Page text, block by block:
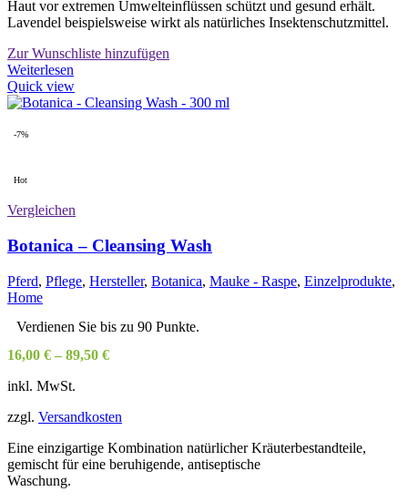
Haut vor extremen Umwelteinflüssen schützt und gesund erhält.
Lavendel beispielsweise wirkt als natürliches Insektenschutzmittel.
Zur Wunschliste hinzufügen
Weiterlesen
Quick view
-7%
Hot
Vergleichen
Botanica – Cleansing Wash
Pferd, Pflege, Hersteller, Botanica, Mauke - Raspe, Einzelprodukte,
Home
Verdienen Sie bis zu 90 Punkte.
16,00 € – 89,50 €
inkl. MwSt.
zzgl. Versandkosten
Eine einzigartige Kombination natürlicher Kräuterbestandteile,
gemischt für eine beruhigende, antiseptische
Waschung.